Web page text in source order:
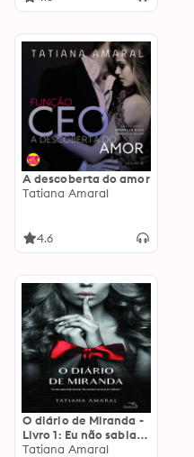
A descoberta do amor
Tatiana Amaral
4.6
O diário de Miranda -
Livro 1: Eu não sabia
falar de amor. Ele
Tatiana Amaral